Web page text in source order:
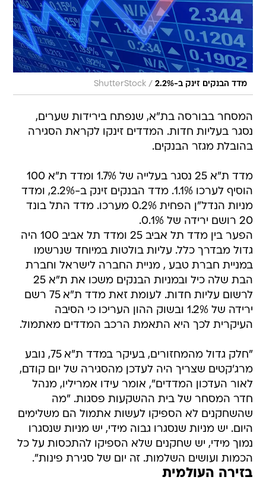
מדד הבנקים זינק ב-2.2% /
ShutterStock
המסחר בבורסה בת"א, שנפתח בירידות שערים,
בהובלת מגזר הבנקים.
מניות הנדל"ן הפחית 0.2% מערכו. מדד התל בונד
20 רושם ירידה של 0.1%.
הפער בין מדד תל אביב 25 ומדד תל אביב 100 היה
גדול מבדרך כלל. עליות בולטות במיוחד שנרשמו
במניית חברת טבע , מניית החברה לישראל וחברת
הבת שלה כיל ובמניות הבנקים משכו את ת"א 25
לרשום עליות חדות. לעומת זאת מדד ת"א 75 רשם
ירידה של 1.2% ובשוק ההון העריכו כי הסיבה
העיקרית לכך היא התאמת הרכב המדדים מאתמול.
"חלק גדול מהמחזורים, בעיקר במדד ת"א 75, נובע
לאור העדכון המדדים", אומר עידו אמריליו, מנהל
חדר המסחר של בית ההשקעות פסגות. "מה
שהשחקנים לא הספיקו לעשות אתמול הם משלימים
היום. יש מניות שנסגרו גבוה מידי, יש מניות שנסגרו
נמוך מידי, יש שחקנים שלא הספיקו להתכסות על כל
הכמות ועושים השלמות. זה יום של סגירת פינות".
בזירה העולמית
בעולם, התפרסמו נתוני מדד מנהלי הרכש בסין